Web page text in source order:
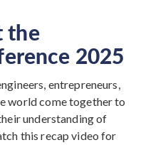
the
2025
entrepreneurs,
world come together to
understanding of
this recap video for